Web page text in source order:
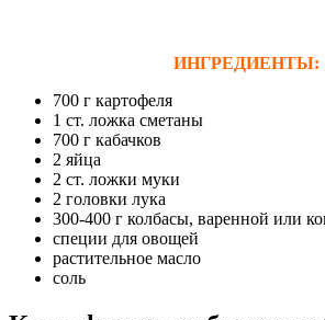
ИНГРЕДИЕНТЫ:
700 г картофеля
1 ст. ложка сметаны
700 г кабачков
2 яйца
2 ст. ложки муки
2 головки лука
300-400 г колбасы, варенной или
специи для овощей
растительное масло
соль